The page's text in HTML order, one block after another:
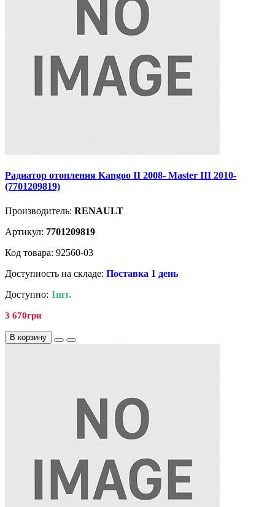
Радиатор отопления Kangoo II 2008- Master III 2010-
(7701209819)
Производитель: RENAULT
Артикул: 7701209819
Код товара: 92560-03
Доступность на складе: Поставка 1 день
Доступно: 1шт.
3 670грн
В корзину